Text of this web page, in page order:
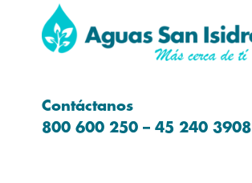
Contáctanos
800 600 250 – 45 240 3908